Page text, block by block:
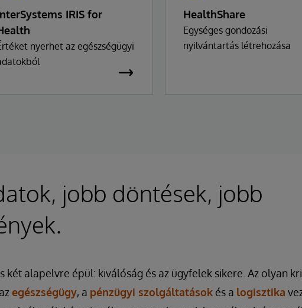
IRIS for
nyerhet az egészségügyi
HealthShare
Egységes gondozási
nyilvántartás létrehozása
jobb döntések, jobb
két alapelvre épül: kiválóság és az ügyfelek sikere. Az olyan
egészségügy, a pénzügyi szolgáltatások és a logisztika